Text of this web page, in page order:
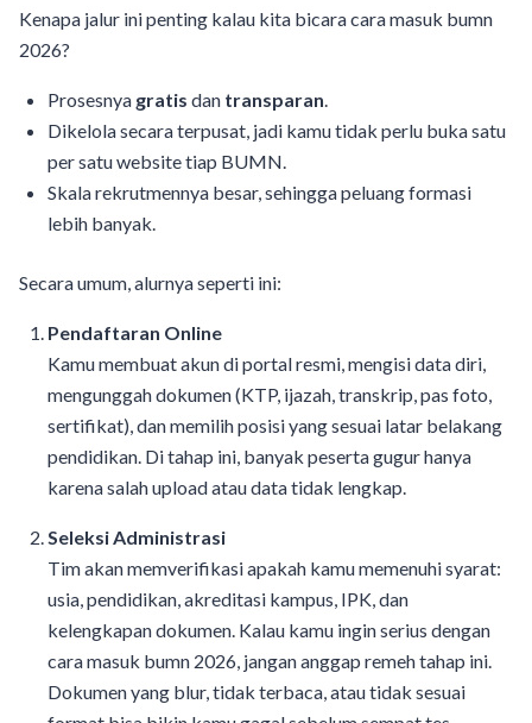
Kenapa jalur ini penting kalau kita bicara cara masuk bumn
2026?
Prosesnya gratis dan transparan.
Dikelola secara terpusat, jadi kamu tidak perlu buka satu
per satu website tiap BUMN.
Skala rekrutmennya besar, sehingga peluang formasi
lebih banyak.
Secara umum, alurnya seperti ini:
Pendaftaran Online
Kamu membuat akun di portal resmi, mengisi data diri,
mengunggah dokumen (KTP, ijazah, transkrip, pas foto,
sertifikat), dan memilih posisi yang sesuai latar belakang
pendidikan. Di tahap ini, banyak peserta gugur hanya
karena salah upload atau data tidak lengkap.
Seleksi Administrasi
Tim akan memverifikasi apakah kamu memenuhi syarat:
usia, pendidikan, akreditasi kampus, IPK, dan
kelengkapan dokumen. Kalau kamu ingin serius dengan
cara masuk bumn 2026, jangan anggap remeh tahap ini.
Dokumen yang blur, tidak terbaca, atau tidak sesuai